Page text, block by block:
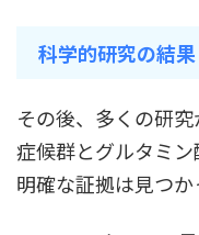
科学的研究の結果
その後、多くの研
症候群とグルタミ
明確な証拠は見つか